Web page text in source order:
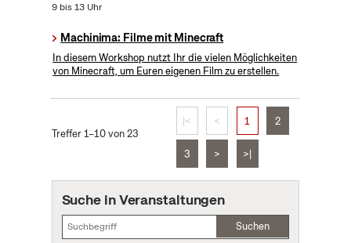
9 bis 13 Uhr
Machinima: Filme mit Minecraft
In diesem Workshop nutzt Ihr die vielen Möglichkeiten
von Minecraft, um Euren eigenen Film zu erstellen.
Treffer 1–10 von 23
|< < 1 2
3 > >|
Suche in Veranstaltungen
Suchen